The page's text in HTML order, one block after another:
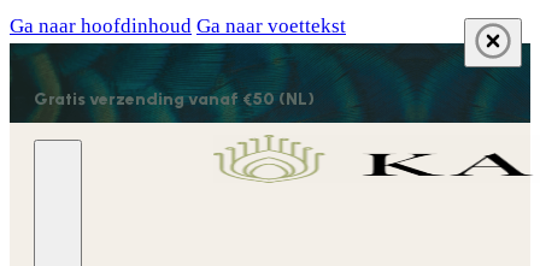
Ga naar hoofdinhoud Ga naar voettekst
Gratis verzending vanaf €50 (NL)